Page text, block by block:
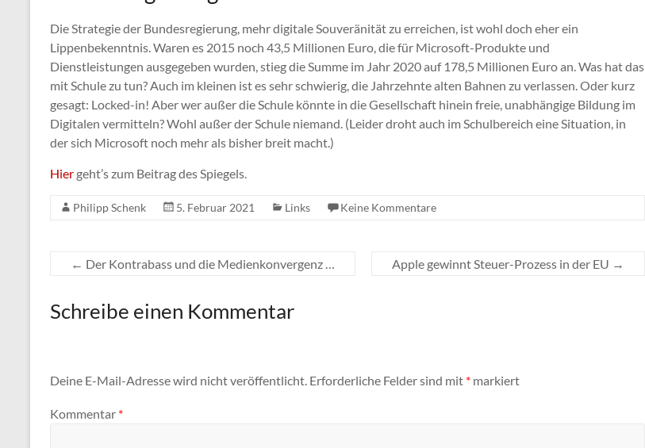
Die Strategie der Bundesregierung, mehr digitale Souveränität zu erreichen, ist wohl doch eher ein
Lippenbekenntnis. Waren es 2015 noch 43,5 Millionen Euro, die für Microsoft-Produkte und
Dienstleistungen ausgegeben wurden, stieg die Summe im Jahr 2020 auf 178,5 Millionen Euro an. Was hat das
mit Schule zu tun? Auch im kleinen ist es sehr schwierig, die Jahrzehnte alten Bahnen zu verlassen. Oder kurz
gesagt: Locked-in! Aber wer außer die Schule könnte in die Gesellschaft hinein freie, unabhängige Bildung im
Digitalen vermitteln? Wohl außer der Schule niemand. (Leider droht auch im Schulbereich eine Situation, in
der sich Microsoft noch mehr als bisher breit macht.)
Hier geht’s zum Beitrag des Spiegels.
Philipp Schenk 5. Februar 2021 Links Keine Kommentare
← Der Kontrabass und die Medienkonvergenz … Apple gewinnt Steuer-Prozess in der EU →
Schreibe einen Kommentar
Deine E-Mail-Adresse wird nicht veröffentlicht. Erforderliche Felder sind mit * markiert
Kommentar *